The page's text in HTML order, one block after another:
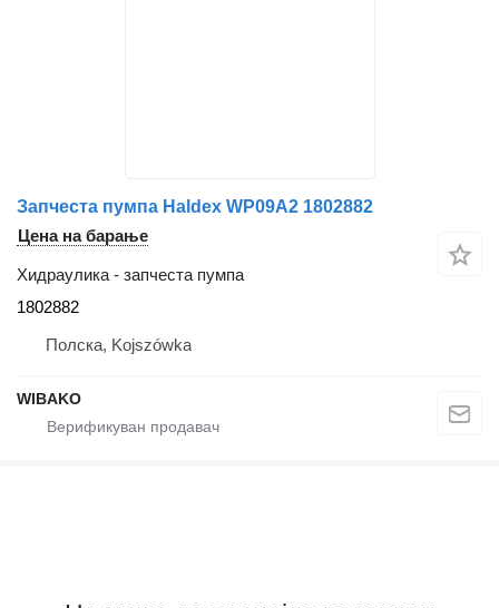
Запчеста пумпа Haldex WP09A2 1802882
Цена на барање
Хидраулика - запчеста пумпа
1802882
Полска, Kojszówka
WIBAKO